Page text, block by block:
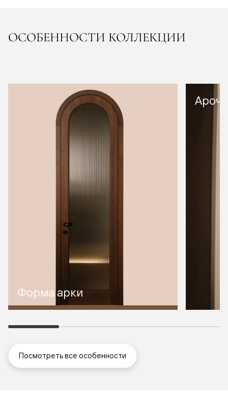
ОСОБЕННОСТИ КОЛЛЕКЦИИ
Форма арки
Посмотреть все особенности